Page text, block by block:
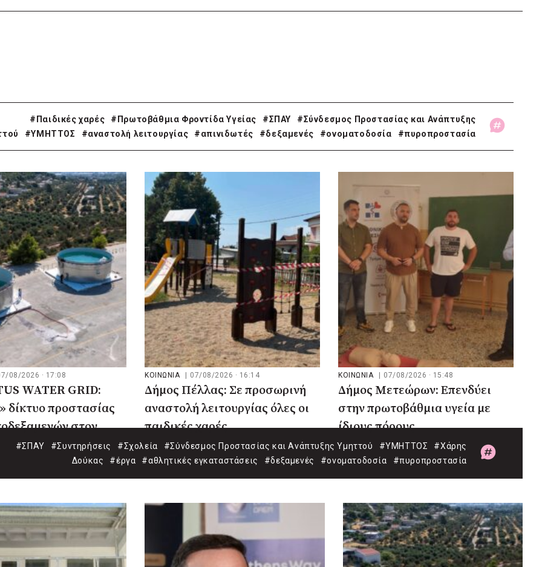
#Παιδικές χαρές #Πρωτοβάθμια Φροντίδα Υγείας #ΣΠΑΥ
#Σύνδεσμος Προστασίας και Ανάπτυξης
#ΥΜΗΤΤΟΣ #αναστολή λειτουργίας #απινιδωτές #δεξαμενές #ονοματοδοσία #πυροπροστασία
08/2026 · 17:08
WATER GRID:
δίκτυο προστασίας
στον
ΚΟΙΝΩΝΙΑ 07/08/2026 · 16:14
Δήμος Πέλλας: Σε προσωρινή
αναστολή λειτουργίας όλες οι
παιδικές χαρές
ΚΟΙΝΩΝΙΑ 07/08/2026 · 15:48
Δήμος Μετεώρων: Επενδύει
στην πρωτοβάθμια υγεία με
ίδιους πόρους
#ΣΠΑΥ #Συντηρήσεις #Σχολεία #Σύνδεσμος Προστασίας και Ανάπτυξης Υμηττού #ΥΜΗΤΤΟΣ
#Χάρης
Δούκας
#έργα #αθλητικές εγκαταστάσεις #δεξαμενές #ονοματοδοσία #πυροπροστασία